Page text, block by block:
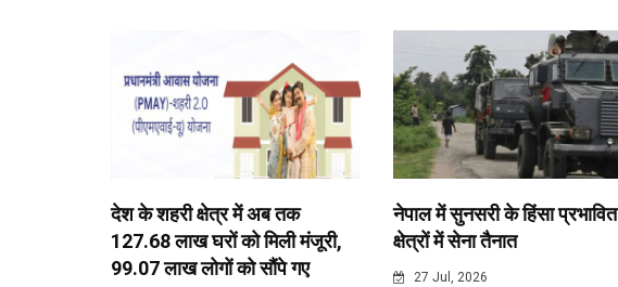
देश के शहरी क्षेत्र में अब तक
127.68 लाख घरों को मिली मंजूरी,
99.07 लाख लोगों को सौंपे गए
नेपाल में सुनसरी के हिंसा प्रभावित
क्षेत्रों में सेना तैनात
27 Jul, 2026